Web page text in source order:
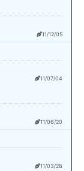
11/12/05
11/07/04
11/06/20
11/03/28